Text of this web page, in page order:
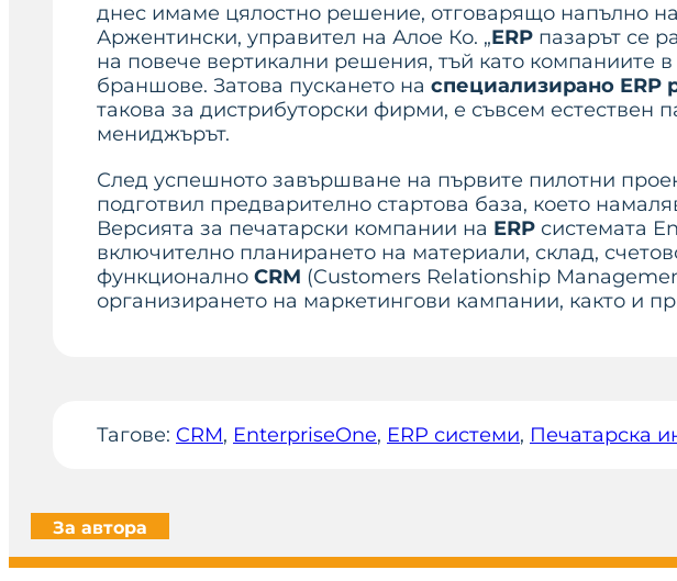
днес имаме цялостно решение, отговарящо напълно
Аржентински, управител на Алое Ко. „ERP пазарът се
на повече вертикални решения, тъй като компаниите
браншове. Затова пускането на специализирано ERP
такова за дистрибуторски фирми, е съвсем естествен
мениджърът.
След успешното завършване на първите пилотни
подготвил предварително стартова база, което
Версията за печатарски компании на ERP системата
включително планирането на материали, склад,
функционално CRM (Customers Relationship
организирането на маркетингови кампании, както и
Тагове: CRM, EnterpriseOne, ERP системи, Печатарска
За автора